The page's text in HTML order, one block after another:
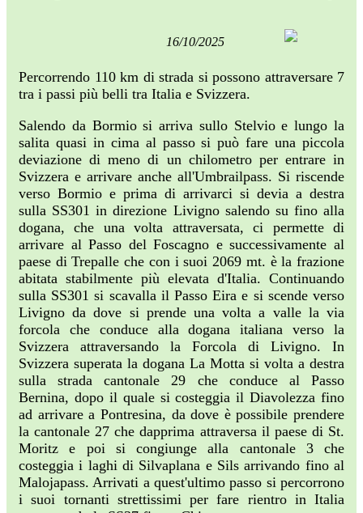
16/10/2025
Percorrendo 110 km di strada si possono attraversare 7
tra i passi più belli tra Italia e Svizzera.
Salendo da Bormio si arriva sullo Stelvio e lungo la
salita quasi in cima al passo si può fare una piccola
deviazione di meno di un chilometro per entrare in
Svizzera e arrivare anche all'Umbrailpass. Si riscende
verso Bormio e prima di arrivarci si devia a destra
sulla SS301 in direzione Livigno salendo su fino alla
dogana, che una volta attraversata, ci permette di
arrivare al Passo del Foscagno e successivamente al
paese di Trepalle che con i suoi 2069 mt. è la frazione
abitata stabilmente più elevata d'Italia. Continuando
sulla SS301 si scavalla il Passo Eira e si scende verso
Livigno da dove si prende una volta a valle la via
forcola che conduce alla dogana italiana verso la
Svizzera attraversando la Forcola di Livigno. In
Svizzera superata la dogana La Motta si volta a destra
sulla strada cantonale 29 che conduce al Passo
Bernina, dopo il quale si costeggia il Diavolezza fino
ad arrivare a Pontresina, da dove è possibile prendere
la cantonale 27 che dapprima attraversa il paese di St.
Moritz e poi si congiunge alla cantonale 3 che
costeggia i laghi di Silvaplana e Sils arrivando fino al
Malojapass. Arrivati a quest'ultimo passo si percorrono
i suoi tornanti strettissimi per fare rientro in Italia